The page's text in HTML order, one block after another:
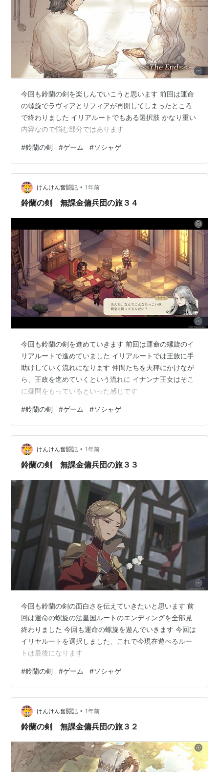
今回も鈴蘭の剣を楽しんでいこうと思います 前回は運命
の螺旋でラヴィアとサフィアが再開してしまったところ
で終わりました イリアルートでもある選択肢 かなり重い
内容なので悩む部分ではあります
#鈴蘭の剣 #ゲーム #ソシャゲ
けんけん奮闘記 • 1年前
鈴蘭の剣 無課金傭兵団の旅３４
今回も鈴蘭の剣を進めていきます 前回は運命の螺旋のイ
リアルートで進めていました イリアルートでは王族に手
助けしていく流れになります 仲間たちを天秤にかけなが
ら、王政を進めていくという流れに イナンナ王女はそこ
に疑問をもっているといった感じです
#鈴蘭の剣 #ゲーム #ソシャゲ
けんけん奮闘記 • 1年前
鈴蘭の剣 無課金傭兵団の旅３３
今回も鈴蘭の剣の面白さを伝えていきたいと思います 前
回は運命の螺旋の法皇国ルートのエンディングを全部見
終わりました 今回も運命の螺旋を遊んでいきます 今回は
イリヤルートを選択しました、これで今現在遊べるルー
トは最後になります
#鈴蘭の剣 #ゲーム #ソシャゲ
けんけん奮闘記 • 1年前
鈴蘭の剣 無課金傭兵団の旅３２